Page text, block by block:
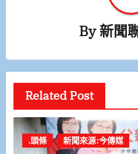
By新聞
Related Post
.頭條 新聞來源:今傳媒